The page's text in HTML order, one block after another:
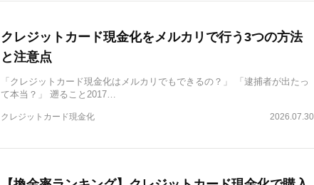
クレジットカード現金化をメルカリで行う3つの方法
と注意点
「クレジットカード現金化はメルカリでもできるの？」 「逮捕者が出たっ
て本当？」 遡ること2017…
2026.07.30
クレジットカード現金化